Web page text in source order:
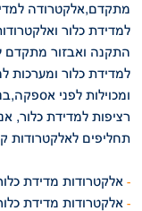
מתקדם,אלקטרודה
למדידת כלור
התקנה ואבזור מתקדם
למדידת כלור ומערכות
ומכוילות לפני אספקה,
רציפות למדידת כלור,
תחליפים לאלקטרודות
אלקטרודות מדידת -
אלקטרודות מדידת -